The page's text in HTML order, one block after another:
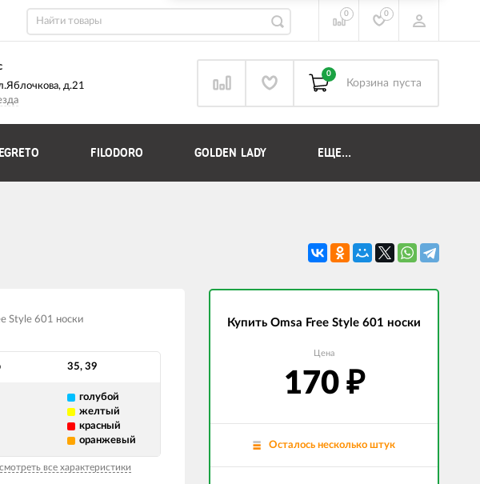
0 0
д.21
0
Корзина пуста
FILODORO GOLDEN LADY ЕЩЕ...
Style 601 носки
35, 39
голубой
желтый
красный
оранжевый
все характеристики
Купить Omsa Free Style 601 носки
Цена
170 ₽
Осталось несколько штук